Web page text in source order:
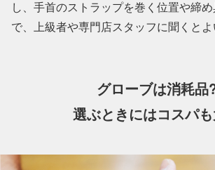
し、手首のストラップを巻く位置や締
で、上級者や専門店スタッフに聞くとよ
グローブは消耗品
選ぶときにはコスパ